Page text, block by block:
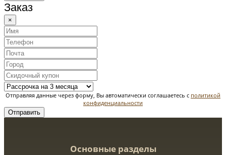
Заказ
×
Отправляя данные через форму, Вы автоматически соглашаетесь с политикой
конфиденциальности
Отправить
Основные разделы